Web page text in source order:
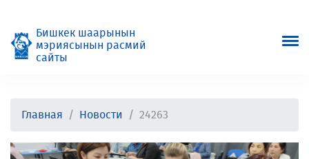
Бишкек шаарынын
мэриясынын расмий
сайты
Главная Новости 24263